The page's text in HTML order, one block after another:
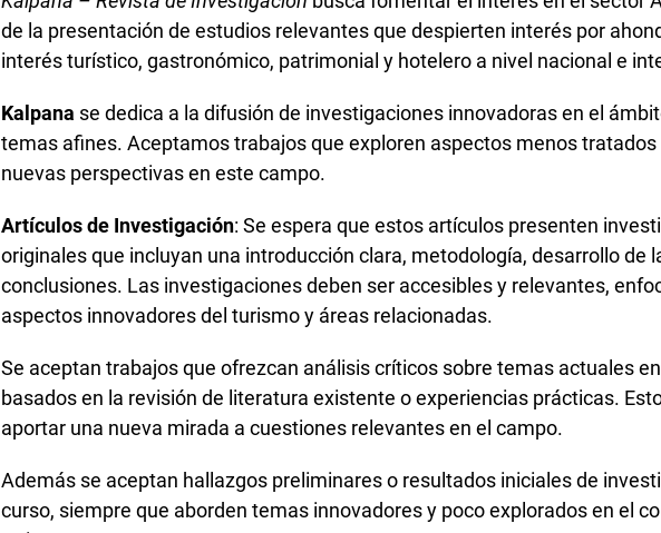
de la presentación de estudios relevantes que despierten interés por
interés turístico, gastronómico, patrimonial y hotelero a nivel nacional e
Kalpana se dedica a la difusión de investigaciones innovadoras en el
temas afines. Aceptamos trabajos que exploren aspectos menos
nuevas perspectivas en este campo.
Artículos de Investigación: Se espera que estos artículos presenten
originales que incluyan una introducción clara, metodología, desarrollo de
conclusiones. Las investigaciones deben ser accesibles y relevantes,
aspectos innovadores del turismo y áreas relacionadas.
Se aceptan trabajos que ofrezcan análisis críticos sobre temas actuales
basados en la revisión de literatura existente o experiencias prácticas.
aportar una nueva mirada a cuestiones relevantes en el campo.
Además se aceptan hallazgos preliminares o resultados iniciales de
curso, siempre que aborden temas innovadores y poco explorados en el